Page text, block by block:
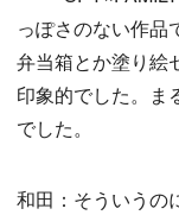
っぽさのない作品
弁当箱とか塗り絵
印象的でした。ま
でした。
和田：そういうの